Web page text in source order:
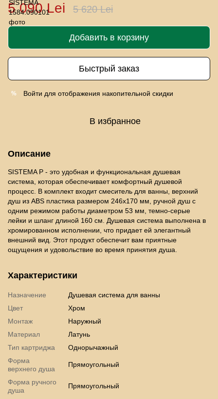
5 090 Lei 5 620 Lei
Добавить в корзину
Быстрый заказ
% Войти для отображения накопительной скидки
В избранное
Описание
SISTEMA P - это удобная и функциональная душевая
система, которая обеспечивает комфортный душевой
процесс. В комплект входит смеситель для ванны, верхний
душ из ABS пластика размером 246х170 мм, ручной душ с
одним режимом работы диаметром 53 мм, темно-серые
лейки и шланг длиной 160 см. Душевая система выполнена в
хромированном исполнении, что придает ей элегантный
внешний вид. Этот продукт обеспечит вам приятные
ощущения и удовольствие во время принятия душа.
Характеристики
Назначение
Душевая система для ванны
Цвет
Хром
Монтаж
Наружный
Материал
Латунь
Тип картриджа
Однорычажный
Форма
верхнего душа
Прямоугольный
Форма ручного
душа
Прямоугольный